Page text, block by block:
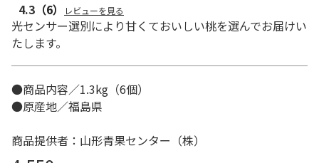
4.3 （6） レビューを見る
光センサー選別により甘くておいしい桃を選んでお届けい
たします。
●商品内容／1.3kg（6個）
●原産地／福島県
商品提供者：山形青果センター（株）